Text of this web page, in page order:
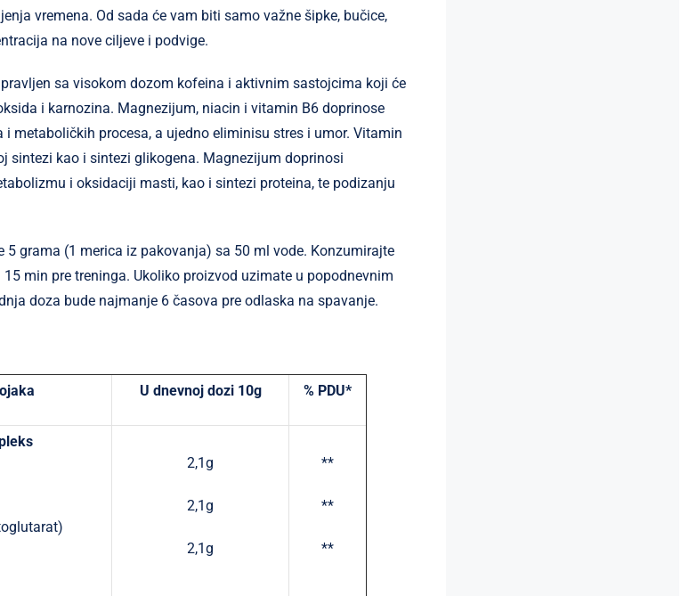
vremena. Od sada će vam biti samo važne šipke, bučice,
na nove ciljeve i podvige.
sa visokom dozom kofeina i aktivnim sastojcima koji će
i karnozina. Magnezijum, niacin i vitamin B6 doprinose
metaboličkih procesa, a ujedno eliminisu stres i umor. Vitamin
sintezi kao i sintezi glikogena. Magnezijum doprinosi
i oksidaciji masti, kao i sintezi proteina, te podizanju
5 grama (1 merica iz pakovanja) sa 50 ml vode. Konzumirajte
min pre treninga. Ukoliko proizvod uzimate u popodnevnim
doza bude najmanje 6 časova pre odlaska na spavanje.
U dnevnoj dozi 10g % PDU*
2,1g
2,1g
2,1g
**
**
**